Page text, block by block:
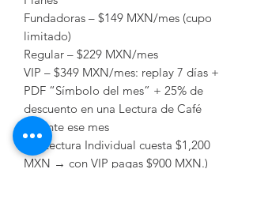
Fundadoras – $149 MXN/mes (cupo
limitado)
Regular – $229 MXN/mes
VIP – $349 MXN/mes: replay 7 días +
PDF “Símbolo del mes” + 25% de
descuento en una Lectura de Café
durante ese mes
(La Lectura Individual cuesta $1,200
MXN → con VIP pagas $900 MXN.)